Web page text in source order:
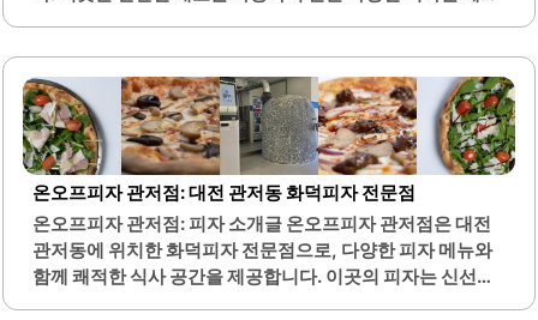
편안한 식사를 즐기기에 적합합니다. 또한, 사장님은 친절하
게 손님을 맞이하며, 고객의 편의를 위해 다양한 셀프 서비스
옵션을 제공합니다. 피자의 크기는 적당하여 혼자서도 부담
없이 한 판을 즐길 수 있습니다.이곳은 야구 관람 후 간단히
식사를 하기에 좋은 위치에 있어 많은 손님들이 찾습니다. 생
맥주와 함께 피자를 즐길 수 있는 조합은 더욱 매력적입니다.
매장 내 화덕이 있어 진정한 화덕피자의 맛을 경험할 수 있습
니다.가격 또한 합리적이어서 가성비 좋은 선택이 될 수 있습
니다...
온오프피자 관저점: 대전 관저동 화덕피자 전문점
온오프피자 관저점: 피자 소개글 온오프피자 관저점은 대전
관저동에 위치한 화덕피자 전문점으로, 다양한 피자 메뉴와
함께 쾌적한 식사 공간을 제공합니다. 이곳의 피자는 신선한